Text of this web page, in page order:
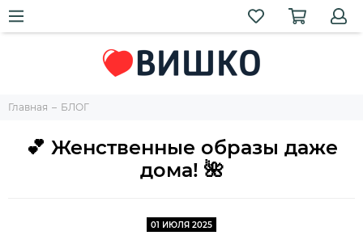
Главная БЛОГ
💕 Женственные образы даже
дома! 🌺
01 ИЮЛЯ 2025